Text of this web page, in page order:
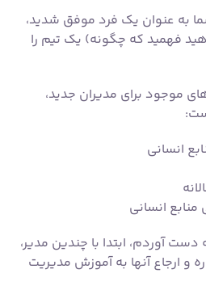
به عنوان یک فرد موفق شدید،
فهمید که چگونه) یک تیم را
موجود برای مدیران جدید،
انسانی
انسانی
دست آوردم، ابتدا با چندین مدیر،
و ارجاع آنها به آموزش مدیریت